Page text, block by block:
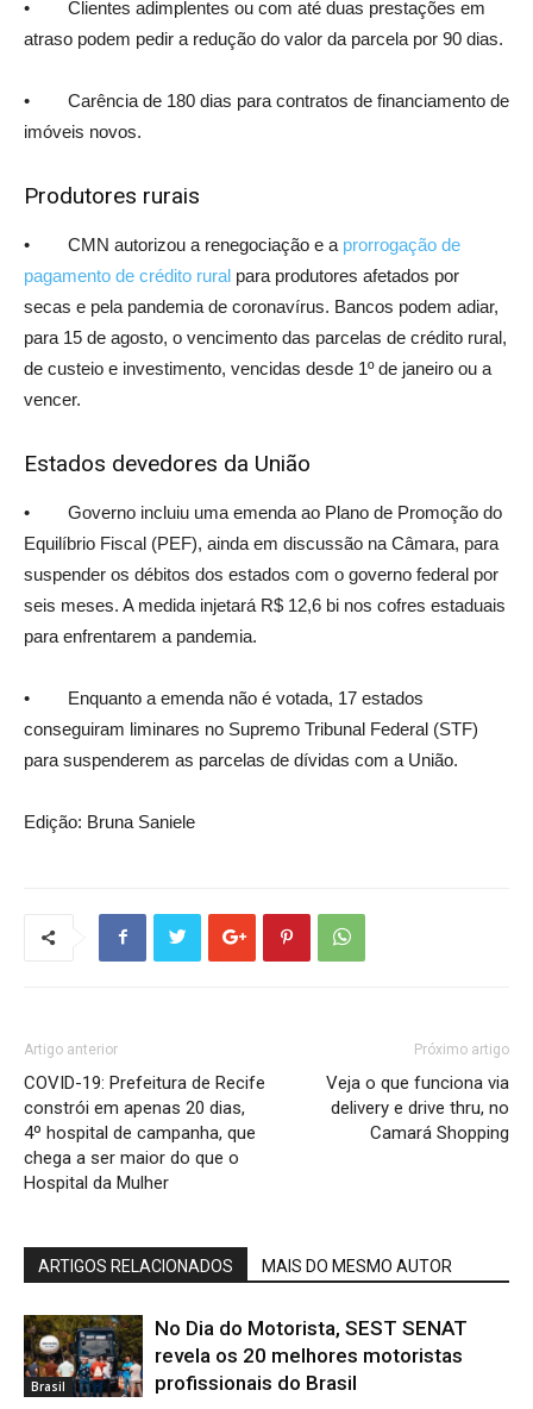
• Clientes adimplentes ou com até duas prestações em
atraso podem pedir a redução do valor da parcela por 90 dias.
• Carência de 180 dias para contratos de financiamento de
imóveis novos.
Produtores rurais
• CMN autorizou a renegociação e a prorrogação de
pagamento de crédito rural para produtores afetados por
secas e pela pandemia de coronavírus. Bancos podem adiar,
para 15 de agosto, o vencimento das parcelas de crédito rural,
de custeio e investimento, vencidas desde 1º de janeiro ou a
vencer.
Estados devedores da União
• Governo incluiu uma emenda ao Plano de Promoção do
Equilíbrio Fiscal (PEF), ainda em discussão na Câmara, para
suspender os débitos dos estados com o governo federal por
seis meses. A medida injetará R$ 12,6 bi nos cofres estaduais
para enfrentarem a pandemia.
• Enquanto a emenda não é votada, 17 estados
conseguiram liminares no Supremo Tribunal Federal (STF)
para suspenderem as parcelas de dívidas com a União.
Edição: Bruna Saniele
Artigo anterior
COVID-19: Prefeitura de Recife
constrói em apenas 20 dias,
4º hospital de campanha, que
chega a ser maior do que o
Hospital da Mulher
Próximo artigo
Veja o que funciona via
delivery e drive thru, no
Camará Shopping
ARTIGOS RELACIONADOS MAIS DO MESMO AUTOR
Brasil
No Dia do Motorista, SEST SENAT
revela os 20 melhores motoristas
profissionais do Brasil